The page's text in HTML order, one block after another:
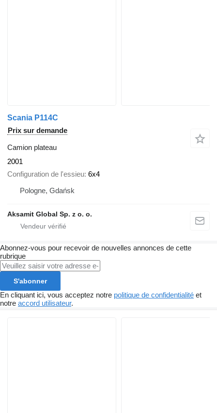
Scania P114C
Prix sur demande
Camion plateau
2001
Configuration de l'essieu 6x4
Pologne, Gdańsk
Aksamit Global Sp. z o. o.
Abonnez-vous pour recevoir de nouvelles annonces de cette
rubrique
S'abonner
En cliquant ici, vous acceptez notre politique de confidentialité et
notre accord utilisateur.